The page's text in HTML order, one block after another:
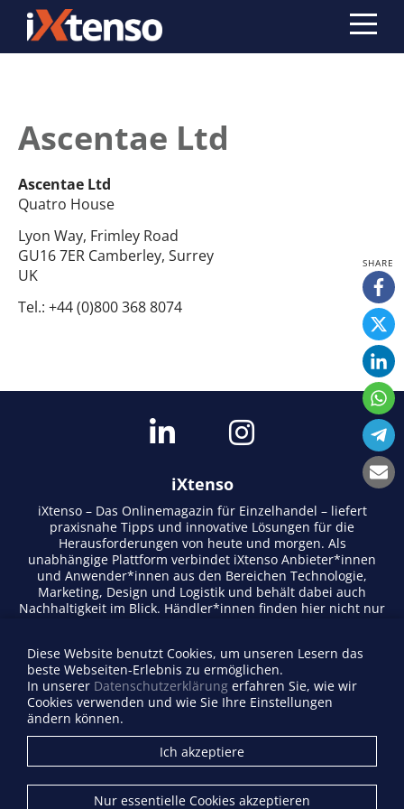
Ascentae Ltd
Ascentae Ltd
Quatro House
Lyon Way, Frimley Road
GU16 7ER Camberley, Surrey
UK
Tel.: +44 (0)800 368 8074
iXtenso
iXtenso – Das Onlinemagazin für Einzelhandel – liefert
praxisnahe Tipps und innovative Lösungen für die
Herausforderungen von heute und morgen. Als
unabhängige Plattform verbindet iXtenso Anbieter*innen
und Anwender*innen aus den Bereichen Technologie,
Marketing, Design und Logistik und behält dabei auch
Nachhaltigkeit im Blick. Händler*innen finden hier nicht nur
lebendigen Schreibstil und relevantem Content fördert das
Magazin den Austausch innerhalb der Retail-Community.
Ob digitale Trends oder praktische Alltagstipps – iXtenso
macht Wissen für den Handel zugänglich.
Firma eintragen
Mediadaten
Diese Website benutzt Cookies, um unseren Lesern das
beste Webseiten-Erlebnis zu ermöglichen.
In unserer Datenschutzerklärung erfahren Sie, wie wir
Cookies verwenden und wie Sie Ihre Einstellungen
ändern können.
Ich akzeptiere
Nur essentielle Cookies akzeptieren